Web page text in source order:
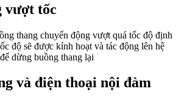
vượt tốc
thang chuyển động vượt quá tốc độ định
độ sẽ được kính hoạt và tác động lên hệ
dừng buồng thang lại
và điện thoại nội đàm